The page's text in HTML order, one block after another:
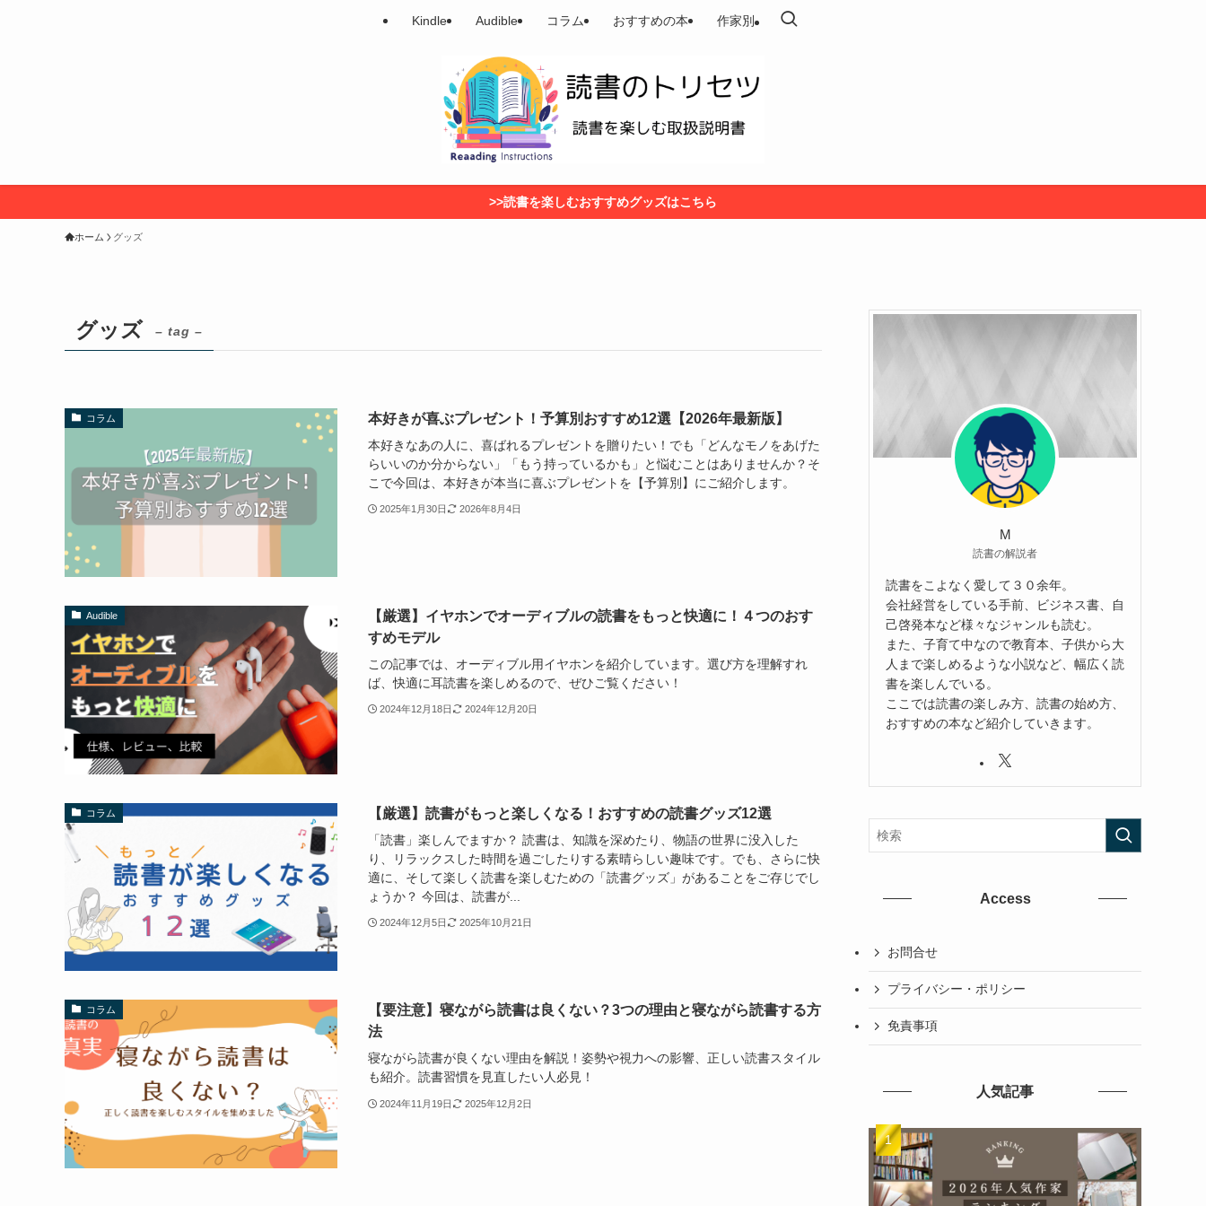
Kindle Audible コラム おすすめの本 作家別
>>読書を楽しむおすすめグッズはこちら
ホーム グッズ
グッズ – tag –
コラム 本好きが喜ぶプレゼント！予算別おすすめ12選【2026年最新版】
本好きなあの人に、喜ばれるプレゼントを贈りたい！でも「どんなモノをあげた
らいいのか分からない」「もう持っているかも」と悩むことはありませんか？そ
こで今回は、本好きが本当に喜ぶプレゼントを【予算別】にご紹介します。
2025年1月30日 2026年8月4日
Audible
【厳選】イヤホンでオーディブルの読書をもっと快適に！４つのおす
すめモデル
この記事では、オーディブル用イヤホンを紹介しています。選び方を理解すれ
ば、快適に耳読書を楽しめるので、ぜひご覧ください！
2024年12月18日 2024年12月20日
コラム 【厳選】読書がもっと楽しくなる！おすすめの読書グッズ12選
「読書」楽しんでますか？ 読書は、知識を深めたり、物語の世界に没入した
り、リラックスした時間を過ごしたりする素晴らしい趣味です。でも、さらに快
適に、そして楽しく読書を楽しむための「読書グッズ」があることをご存じでし
ょうか？ 今回は、読書が...
2024年12月5日 2025年10月21日
コラム
【要注意】寝ながら読書は良くない？3つの理由と寝ながら読書する方
法
寝ながら読書が良くない理由を解説！姿勢や視力への影響、正しい読書スタイル
も紹介。読書習慣を見直したい人必見！
2024年11月19日 2025年12月2日
M
読書の解説者
読書をこよなく愛して３０余年。
会社経営をしている手前、ビジネス書、自
己啓発本など様々なジャンルも読む。
また、子育て中なので教育本、子供から大
人まで楽しめるような小説など、幅広く読
書を楽しんでいる。
ここでは読書の楽しみ方、読書の始め方、
おすすめの本など紹介していきます。
Access
お問合せ
プライバシー・ポリシー
免責事項
人気記事